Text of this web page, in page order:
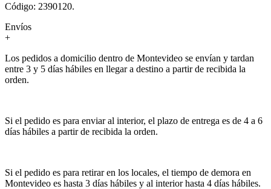
Código: 2390120.
Envíos
+
Los pedidos a domicilio dentro de Montevideo se envían y tardan
entre 3 y 5 días hábiles en llegar a destino a partir de recibida la
orden.
Si el pedido es para enviar al interior, el plazo de entrega es de 4 a 6
días hábiles a partir de recibida la orden.
Si el pedido es para retirar en los locales, el tiempo de demora en
Montevideo es hasta 3 días hábiles y al interior hasta 4 días hábiles.